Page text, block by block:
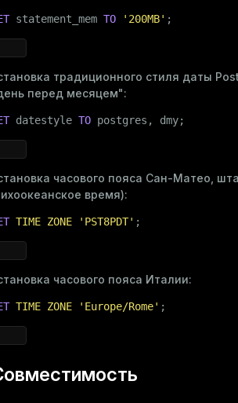
statement_mem TO '200MB' ;
традиционного стиля даты
перед месяцем":
datestyle TO postgres, dmy;
часового пояса Сан-Матео,
время):
TIME ZONE 'PST8PDT' ;
часового пояса Италии:
TIME ZONE 'Europe/Rome' ;